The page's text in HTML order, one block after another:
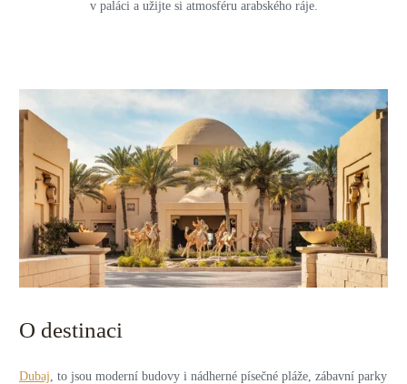
v paláci a užijte si atmosféru arabského ráje.
O destinaci
Dubaj , to jsou moderní budovy i nádherné písečné pláže, zábavní parky